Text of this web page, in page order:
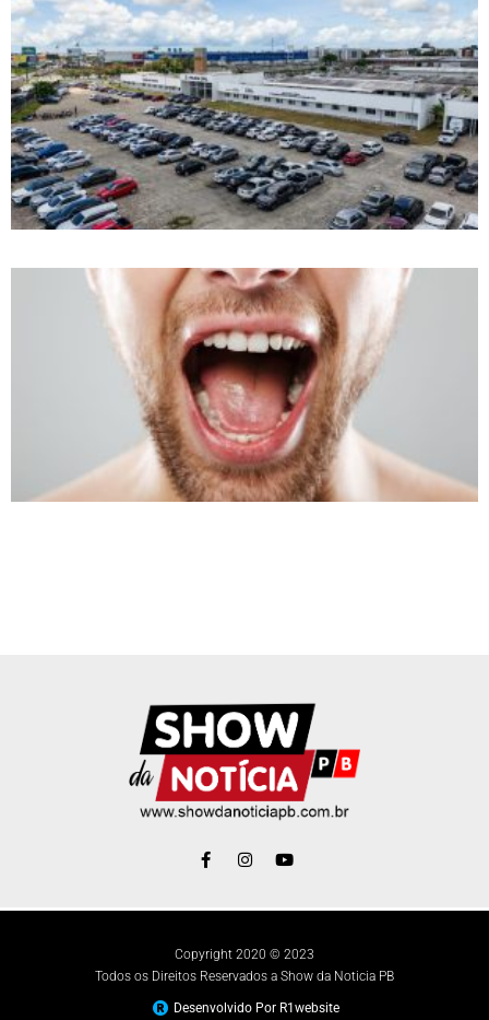
Copyright 2020 © 2023
Todos os Direitos Reservados a Show da Noticia PB
Desenvolvido Por R1website